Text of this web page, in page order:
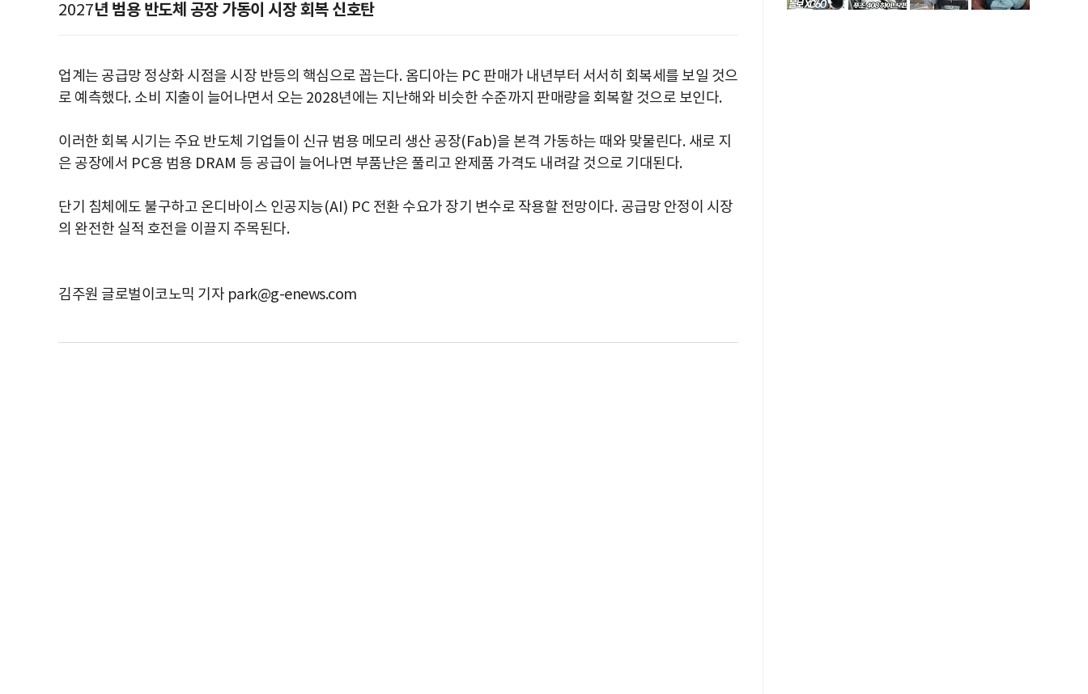
2027년 범용 반도체 공장 가동이 시장 회복 신호탄
업계는 공급망 정상화 시점을 시장 반등의 핵심으로 꼽는다. 옴디아는 PC 판매가 내년부터 서서히 회복세를 보일 것으
로 예측했다. 소비 지출이 늘어나면서 오는 2028년에는 지난해와 비슷한 수준까지 판매량을 회복할 것으로 보인다.
이러한 회복 시기는 주요 반도체 기업들이 신규 범용 메모리 생산 공장(Fab)을 본격 가동하는 때와 맞물린다. 새로 지
은 공장에서 PC용 범용 DRAM 등 공급이 늘어나면 부품난은 풀리고 완제품 가격도 내려갈 것으로 기대된다.
단기 침체에도 불구하고 온디바이스 인공지능(AI) PC 전환 수요가 장기 변수로 작용할 전망이다. 공급망 안정이 시장
의 완전한 실적 호전을 이끌지 주목된다.
김주원 글로벌이코노믹 기자 park@g-enews.com